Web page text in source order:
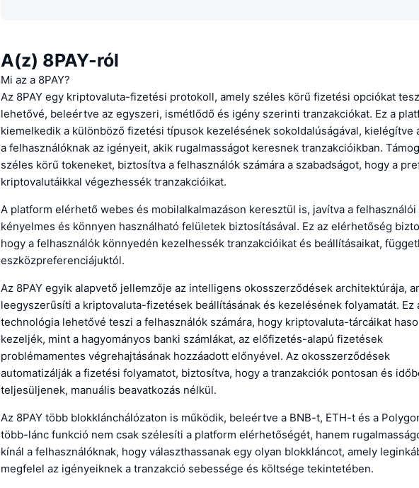
A(z) 8PAY-ról
Mi az a 8PAY?
Az 8PAY egy kriptovaluta-fizetési protokoll, amely széles körű fizetési opciókat tesz
lehetővé, beleértve az egyszeri, ismétlődő és igény szerinti tranzakciókat. Ez a
kiemelkedik a különböző fizetési típusok kezelésének sokoldalúságával, kielégítve
a felhasználóknak az igényeit, akik rugalmasságot keresnek tranzakcióikban.
széles körű tokeneket, biztosítva a felhasználók számára a szabadságot, hogy a
kriptovalutáikkal végezhessék tranzakcióikat.
A platform elérhető webes és mobilalkalmazáson keresztül is, javítva a
kényelmes és könnyen használható felületek biztosításával. Ez az elérhetőség
hogy a felhasználók könnyedén kezelhessék tranzakcióikat és beállításaikat,
eszközpreferenciájuktól.
Az 8PAY egyik alapvető jellemzője az intelligens okosszerződések architektúrája,
leegyszerűsíti a kriptovaluta-fizetések beállításának és kezelésének folyamatát. Ez
technológia lehetővé teszi a felhasználók számára, hogy kriptovaluta-tárcáikat
kezeljék, mint a hagyományos banki számlákat, az előfizetés-alapú fizetések
problémamentes végrehajtásának hozzáadott előnyével. Az okosszerződések
automatizálják a fizetési folyamatot, biztosítva, hogy a tranzakciók pontosan és
teljesüljenek, manuális beavatkozás nélkül.
Az 8PAY több blokklánchálózaton is működik, beleértve a BNB-t, ETH-t és a
több-lánc funkció nem csak szélesíti a platform elérhetőségét, hanem
kínál a felhasználóknak, hogy választhassanak egy olyan blokkláncot, amely
megfelel az igényeiknek a tranzakció sebessége és költsége tekintetében.